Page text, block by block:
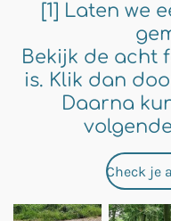
[1] Laten we
Bekijk de acht
is. Klik dan
Daarna
Check je